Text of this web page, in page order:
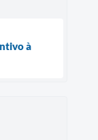
à